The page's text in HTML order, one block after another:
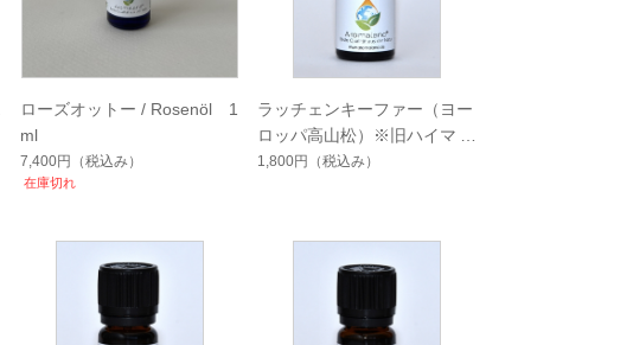
ローズオットー / Rosenöl 1
ml
7,400円 （税込み）
在庫切れ
ラッチェンキーファー（ヨー
ロッパ高山松）※旧ハイマツ
/ Latschenkiefer / No.193 1
1,800円 （税込み）